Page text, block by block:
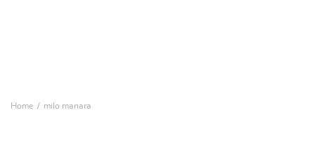
Home milo manara